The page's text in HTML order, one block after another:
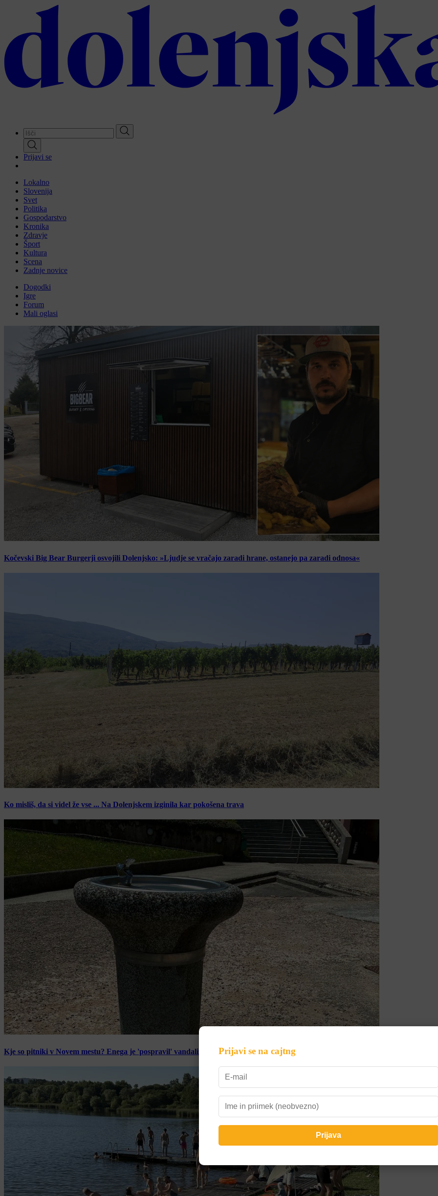
content
Prijavi se
Lokalno
Slovenija
Svet
Politika
Gospodarstvo
Kronika
Zdravje
Šport
Kultura
Scena
Zadnje novice
Dogodki
Igre
Forum
Mali oglasi
Kočevski Big Bear Burgerji osvojili Dolenjsko: »Ljudje se vračajo zaradi hrane, ostanejo pa zaradi odnosa«
Ko misliš, da si videl že vse ... Na Dolenjskem izginila kar pokošena trava
Kje so pitniki v Novem mestu? Enega je 'pospravil' vandalizem Prijavi se na cajtng